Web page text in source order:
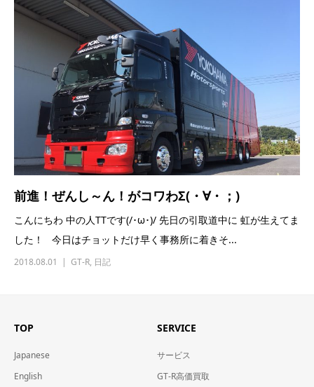
前進！ぜんし～ん！がコワわΣ(・∀・；)
こんにちわ 中の人TTです(/･ω･)/ 先日の引取道中に 虹が生えてま
した！ 今日はチョットだけ早く事務所に着きそ...
2018.08.01 GT-R, 日記
TOP
Japanese
English
SERVICE
サービス
GT-R高価買取